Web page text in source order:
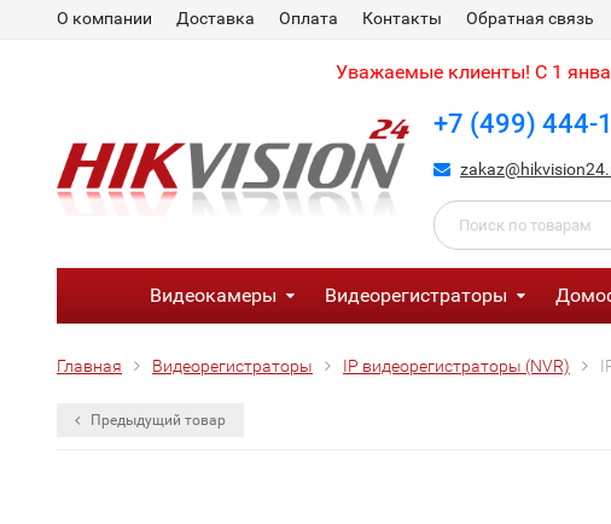
О компании Доставка Оплата Контакты Обратная связь
Уважаемые клиенты! С 1
+7 (499) 444-
Видеокамеры Видеорегистраторы
Главная Видеорегистраторы IP видеорегистраторы (NVR)
Предыдущий товар